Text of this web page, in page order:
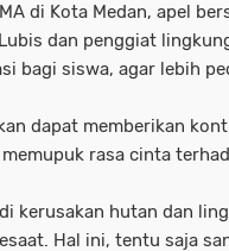
di Kota Medan, apel
dan penggiat
bagi siswa, agar lebih
dapat memberikan
rasa cinta
kerusakan hutan dan
Hal ini, tentu saja